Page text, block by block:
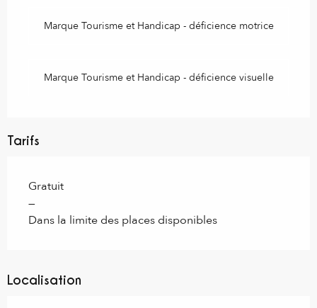
Marque Tourisme et Handicap - déficience motrice
Marque Tourisme et Handicap - déficience visuelle
Tarifs
Gratuit
—
Dans la limite des places disponibles
Localisation